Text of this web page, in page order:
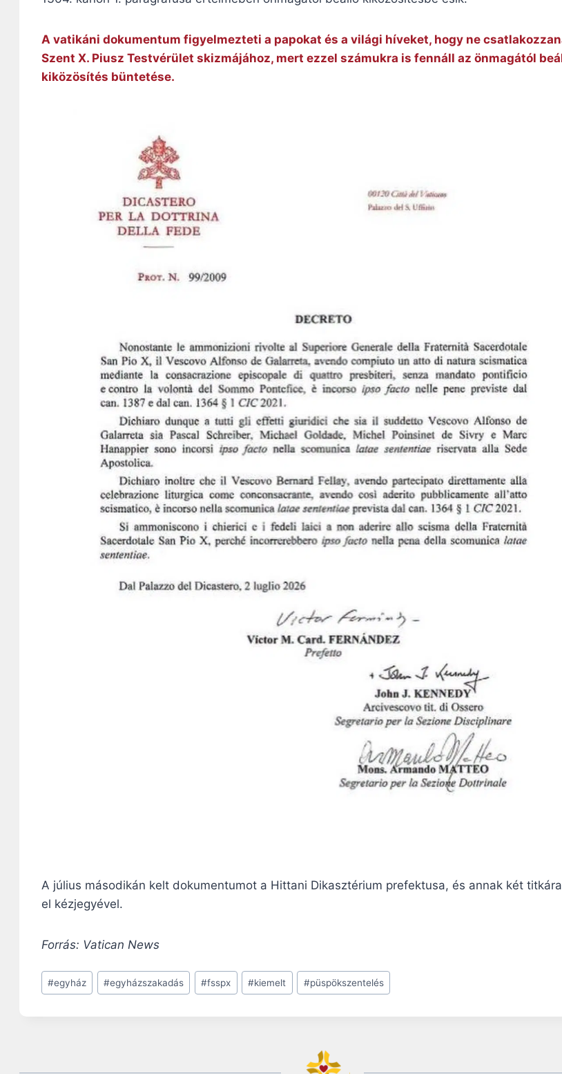
A vatikáni dokumentum figyelmezteti a papokat és a világi híveket, hogy ne
Szent X. Piusz Testvérület skizmájához, mert ezzel számukra is fennáll az önmagától
kiközösítés büntetése.
A július másodikán kelt dokumentumot a Hittani Dikasztérium prefektusa, és annak két
el kézjegyével.
Forrás: Vatican News
Post
Tags:
#egyház #egyházszakadás #fsspx #kiemelt #püspökszentelés